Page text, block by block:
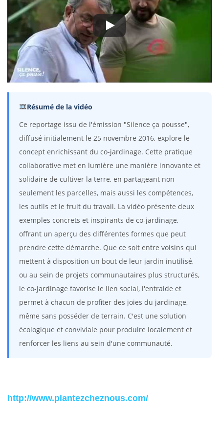
Résumé de la vidéo
Ce reportage issu de l'émission "Silence ça pousse",
diffusé initialement le 25 novembre 2016, explore le
concept enrichissant du co-jardinage. Cette pratique
collaborative met en lumière une manière innovante et
solidaire de cultiver la terre, en partageant non
seulement les parcelles, mais aussi les compétences,
les outils et le fruit du travail. La vidéo présente deux
exemples concrets et inspirants de co-jardinage,
offrant un aperçu des différentes formes que peut
prendre cette démarche. Que ce soit entre voisins qui
mettent à disposition un bout de leur jardin inutilisé,
ou au sein de projets communautaires plus structurés,
le co-jardinage favorise le lien social, l'entraide et
permet à chacun de profiter des joies du jardinage,
même sans posséder de terrain. C'est une solution
écologique et conviviale pour produire localement et
renforcer les liens au sein d'une communauté.
http://www.plantezcheznous.com/